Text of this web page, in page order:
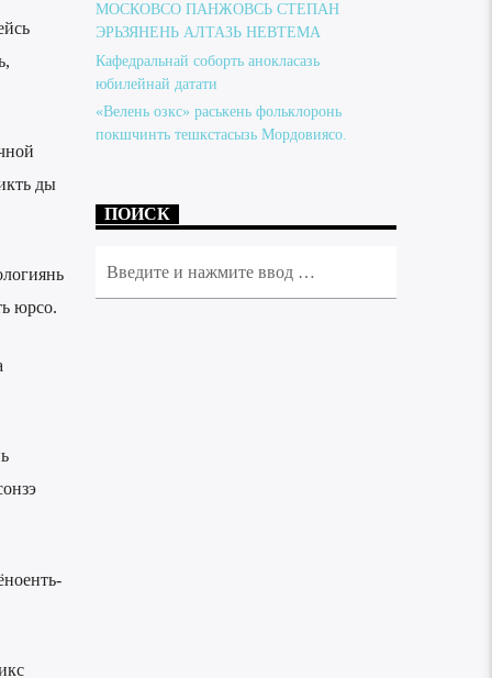
ды
юрсо.
МОСКОВСО ПАНЖОВСЬ СТЕПАН
ЭРЬЗЯНЕНЬ АЛТАЗЬ НЕВТЕМА
Кафедральнай соборть анокласазь
юбилейнай датати
«Велень озкс» раськень фольклоронь
покшчинть тешкстасызь Мордовиясо.
ПОИСК